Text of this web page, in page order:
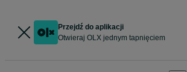
Przejdź do aplikacji
Otwieraj OLX jednym tapnięciem